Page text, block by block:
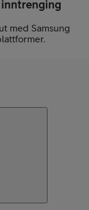
med Samsung